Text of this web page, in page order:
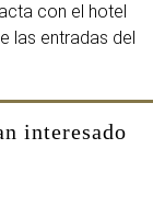
con el hotel
las entradas del
interesado